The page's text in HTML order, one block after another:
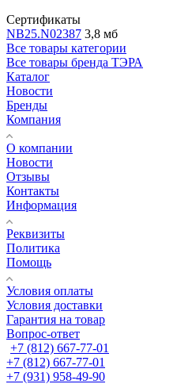
Сертификаты
NB25.N02387 3,8 мб
Все товары категории
Все товары бренда ТЭРА
Каталог
Новости
Бренды
Компания
О компании
Новости
Отзывы
Контакты
Информация
Реквизиты
Политика
Помощь
Условия оплаты
Условия доставки
Гарантия на товар
Вопрос-ответ
+7 (812) 667-77-01
+7 (812) 667-77-01
+7 (931) 958-49-90